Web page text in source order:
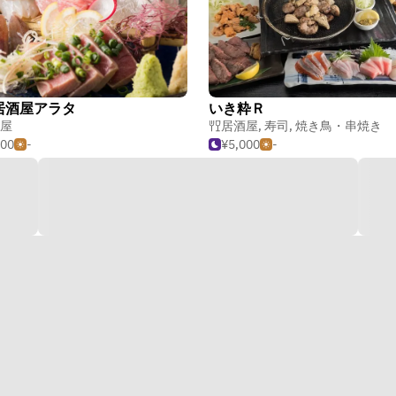
酒屋アラタ
-
いき粋Ｒ
居酒屋, 寿司, 焼き鳥・串焼き
¥5,000
-